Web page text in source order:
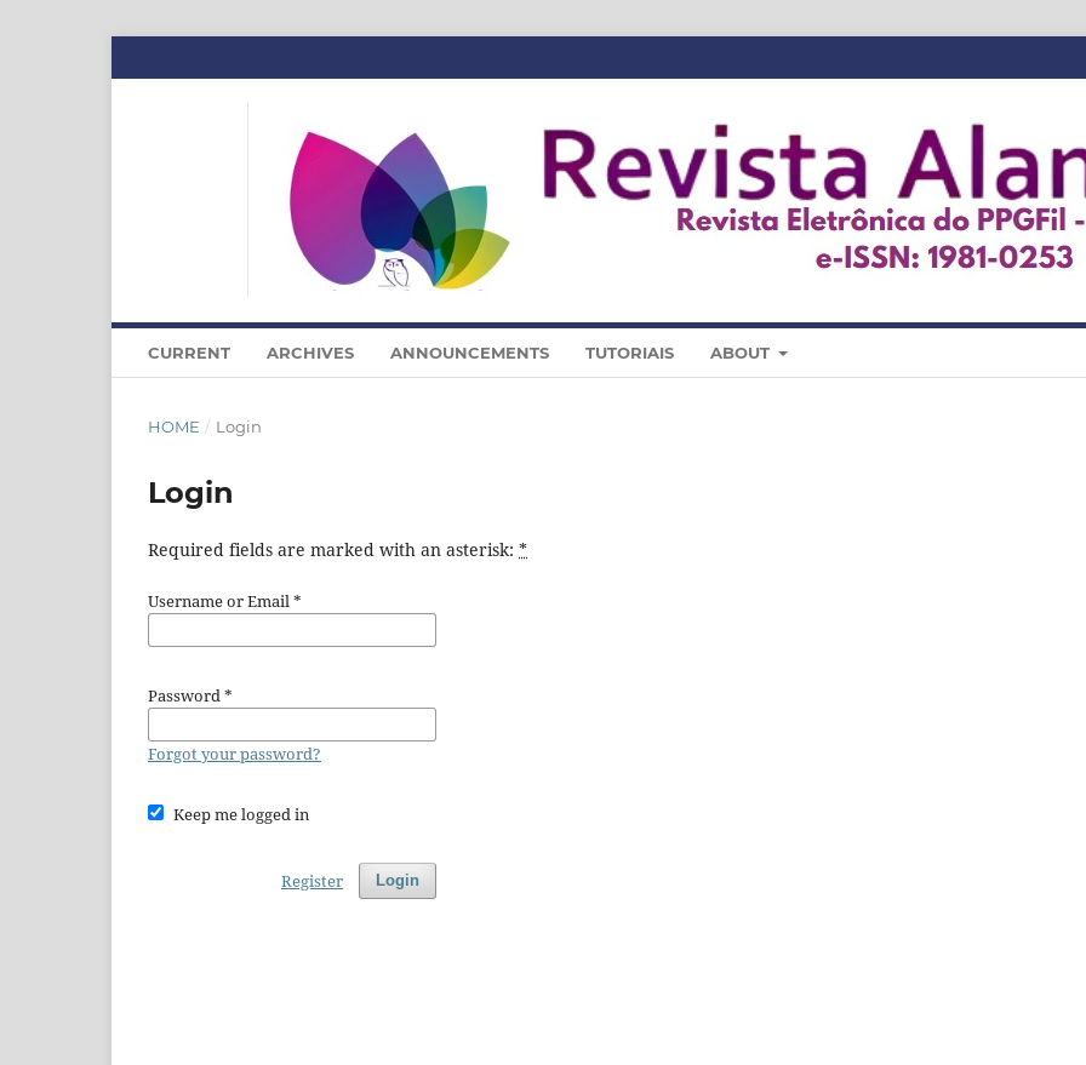
CURRENT ARCHIVES ANNOUNCEMENTS TUTORIAIS ABOUT
HOME / Login
Login
Required fields are marked with an asterisk: *
Username or Email*
Password*
Forgot your password?
Keep me logged in
Login
Register